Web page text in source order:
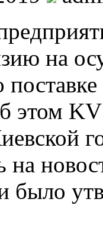
на
этом KV
на
было